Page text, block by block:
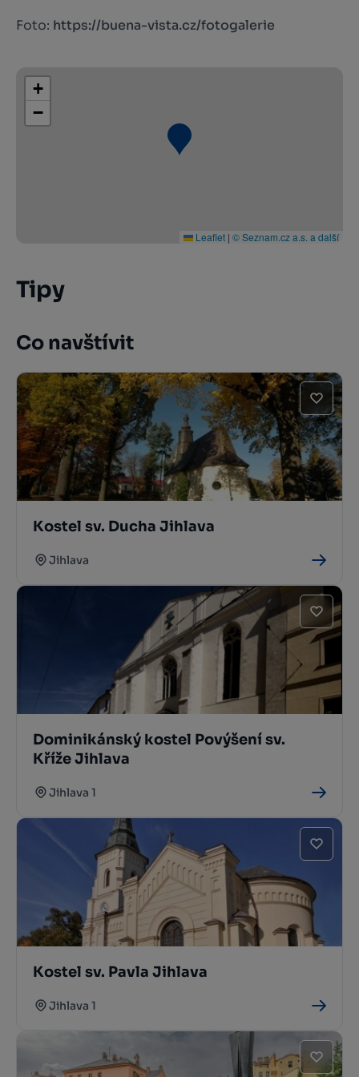
Foto: https://buena-vista.cz/fotogalerie
+
−
Leaflet | © Seznam.cz a.s. a další
Tipy
Co navštívit
Kostel sv. Ducha Jihlava
Jihlava
Dominikánský kostel Povýšení sv.
Kříže Jihlava
Jihlava 1
Kostel sv. Pavla Jihlava
Jihlava 1